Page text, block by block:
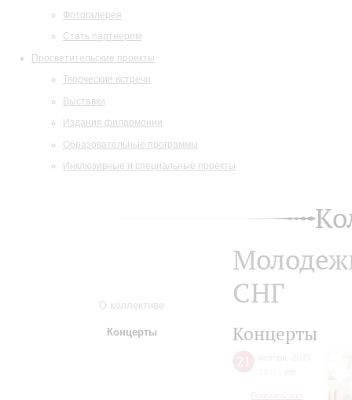
Фотогалерея
Стать партнером
Просветительские проекты
Творческие встречи
Выставки
Издания филармонии
Образовательные программы
Инклюзивные и специальные проекты
О коллективе
Концерты
СНГ
Концерты